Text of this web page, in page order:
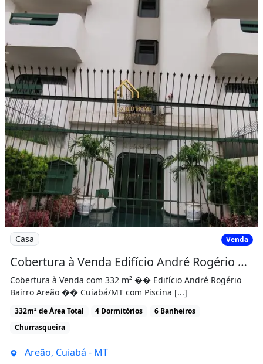
Imagem: Cobertura à Venda Edifício André Rogério
Casa Venda
Cobertura à Venda Edifício André Rogério no Bairro Areão Cuiabá/MT com Piscina P
Cobertura à Venda com 332 m² �� Edifício André Rogério
Bairro Areão �� Cuiabá/MT com Piscina [...]
332m² de Área Total 4 Dormitórios
6 Banheiros
Churrasqueira
Areão, Cuiabá - MT